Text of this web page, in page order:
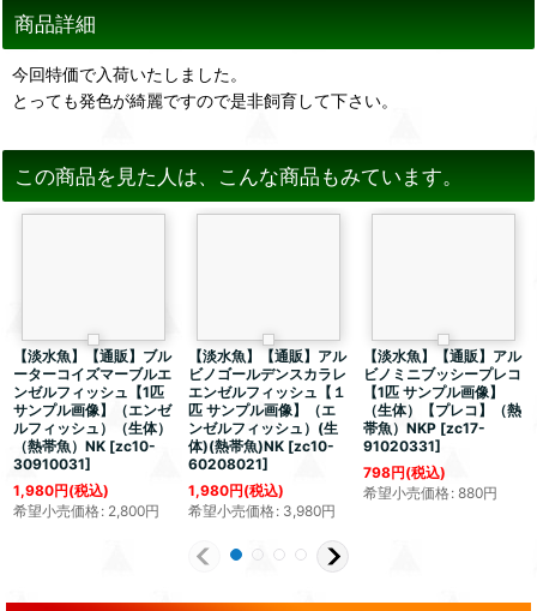
商品詳細
今回特価で入荷いたしました。
とっても発色が綺麗ですので是非飼育して下さい。
この商品を見た人は、こんな商品もみています。
【淡水魚】【通販】ブル
ーターコイズマーブルエ
ンゼルフィッシュ【1匹
サンプル画像】（エンゼ
ルフィッシュ）（生体）
（熱帯魚）NK [zc10-
30910031]
1,980円(税込)
希望小売価格: 2,800円
【淡水魚】【通販】アル
ビノゴールデンスカラレ
エンゼルフィッシュ【１
匹 サンプル画像】（エ
ンゼルフィッシュ）(生
体)(熱帯魚)NK [zc10-
60208021]
1,980円(税込)
希望小売価格: 3,980円
【淡水魚】【通販】アル
ビノミニブッシープレコ
【1匹 サンプル画像】
（生体）【プレコ】（熱
帯魚）NKP [zc17-
91020331]
798円(税込)
希望小売価格: 880円